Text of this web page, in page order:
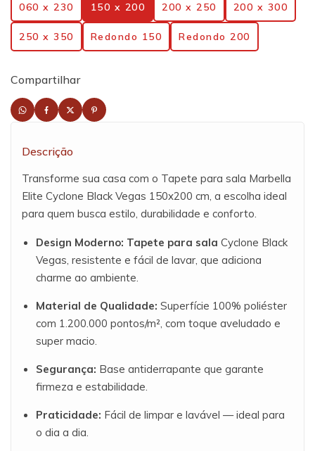
060 x 230 150 x 200 200 x 250 200 x 300
250 x 350 Redondo 150 Redondo 200
Compartilhar
Descrição
Transforme sua casa com o Tapete para sala Marbella
Elite Cyclone Black Vegas 150x200 cm, a escolha ideal
para quem busca estilo, durabilidade e conforto.
Design Moderno: Tapete para sala Cyclone Black
Vegas, resistente e fácil de lavar, que adiciona
charme ao ambiente.
Material de Qualidade: Superfície 100% poliéster
com 1.200.000 pontos/m², com toque aveludado e
super macio.
Segurança: Base antiderrapante que garante
firmeza e estabilidade.
Praticidade: Fácil de limpar e lavável — ideal para
o dia a dia.